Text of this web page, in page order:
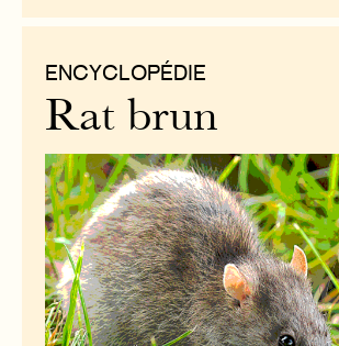
ENCYCLOPÉDIE
Rat brun